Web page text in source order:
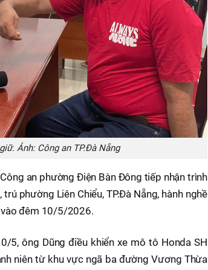
Ảnh: Công an TP.Đà Nẵng
an phường Điện Bàn Đông tiếp nhận trình
phường Liên Chiểu, TP.Đà Nẵng, hành nghề
vào đêm 10/5/2026.
5, ông Dũng điều khiển xe mô tô Honda SH
niên từ khu vực ngã ba đường Vương Thừa